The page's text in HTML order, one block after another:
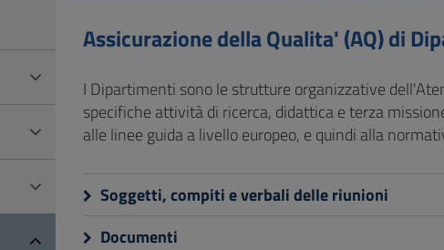
Assicurazione della Qualita' (AQ) di
I Dipartimenti sono le strutture organizzative
specifiche attività di ricerca, didattica e terza
alle linee guida a livello europeo, e quindi alla
Soggetti, compiti e verbali delle riunioni
Documenti